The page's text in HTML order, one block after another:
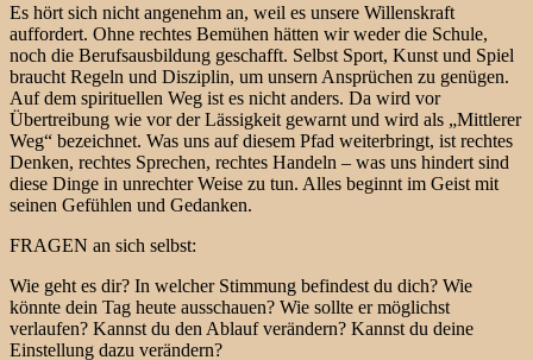
Es hört sich nicht angenehm an, weil es unsere Willenskraft
auffordert. Ohne rechtes Bemühen hätten wir weder die Schule,
noch die Berufsausbildung geschafft. Selbst Sport, Kunst und Spiel
braucht Regeln und Disziplin, um unsern Ansprüchen zu genügen.
Auf dem spirituellen Weg ist es nicht anders. Da wird vor
Übertreibung wie vor der Lässigkeit gewarnt und wird als „Mittlerer
Weg“ bezeichnet. Was uns auf diesem Pfad weiterbringt, ist rechtes
Denken, rechtes Sprechen, rechtes Handeln – was uns hindert sind
diese Dinge in unrechter Weise zu tun. Alles beginnt im Geist mit
seinen Gefühlen und Gedanken.
FRAGEN an sich selbst:
Wie geht es dir? In welcher Stimmung befindest du dich? Wie
könnte dein Tag heute ausschauen? Wie sollte er möglichst
verlaufen? Kannst du den Ablauf verändern? Kannst du deine
Einstellung dazu verändern?